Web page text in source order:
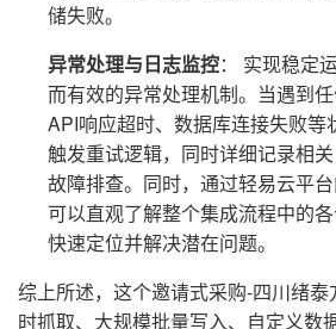
储失败。
异常处理与日志监控： 实现稳定
而有效的异常处理机制。当遇到
API响应超时、数据库连接失败等
触发重试逻辑，同时详细记录相
故障排查。同时，通过轻易云平台
可以直观了解整个集成流程中的
快速定位并解决潜在问题。
综上所述，这个邀请式采购-四川绪
时抓取、大规模批量写入、自定义数